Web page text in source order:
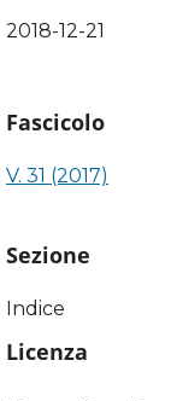
2018-12-21
Fascicolo
V. 31 (2017)
Sezione
Indice
Licenza